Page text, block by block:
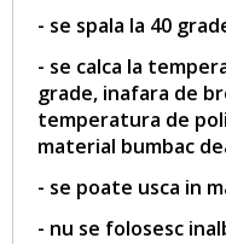
- se spala la 40
- se calca la
grade, inafara de
temperatura de
material bumbac
- se poate usca in
- nu se folosesc